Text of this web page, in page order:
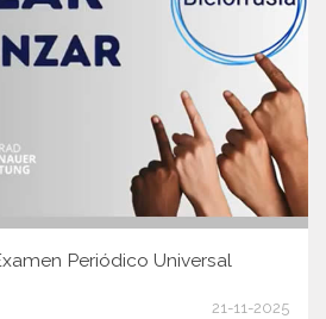
Periódico Universal
21-11-2025